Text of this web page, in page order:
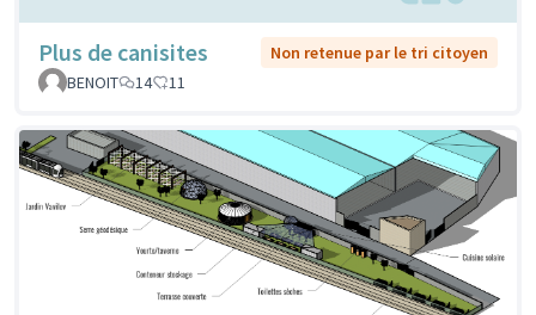
Plus de canisites
Non retenue par le tri citoyen
BENOIT
14 11